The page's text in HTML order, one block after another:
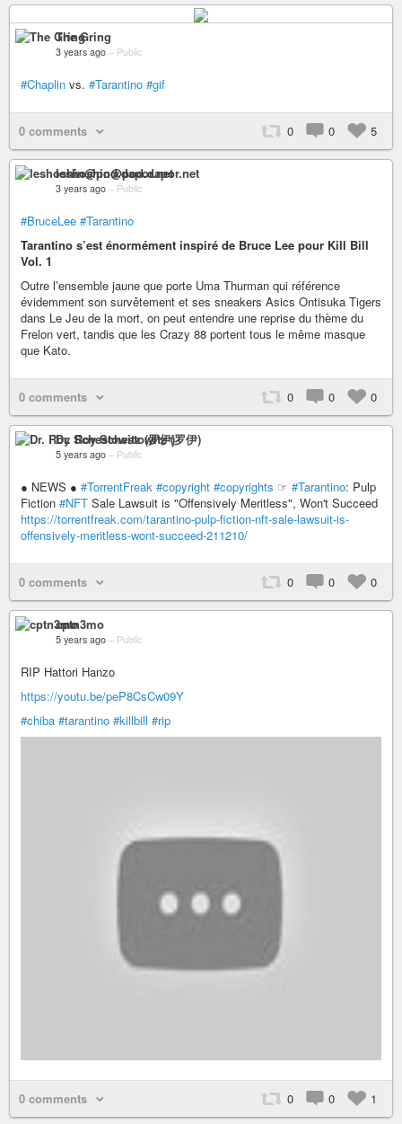
The Gring
3 years ago – Public
#Chaplin vs. #Tarantino #gif
0 comments 0 0 5
leshoshin@pod.dapor.net
3 years ago – Public
#BruceLee #Tarantino
Tarantino s’est énormément inspiré de Bruce Lee pour Kill Bill
Vol. 1
Outre l’ensemble jaune que porte Uma Thurman qui référence
évidemment son survêtement et ses sneakers Asics Ontisuka Tigers
dans Le Jeu de la mort, on peut entendre une reprise du thème du
Frelon vert, tandis que les Crazy 88 portent tous le même masque
que Kato.
0 comments 0 0 0
Dr. Roy Schestowitz (罗伊)
5 years ago – Public
● NEWS ● #TorrentFreak #copyright #copyrights ☞ #Tarantino: Pulp
Fiction #NFT Sale Lawsuit is "Offensively Meritless", Won't Succeed
https://torrentfreak.com/tarantino-pulp-fiction-nft-sale-lawsuit-is-
offensively-meritless-wont-succeed-211210/
0 comments 0 0 0
cptn3mo
5 years ago – Public
RIP Hattori Hanzo
https://youtu.be/peP8CsCw09Y
#chiba #tarantino #killbill #rip
0 comments 0 0 1